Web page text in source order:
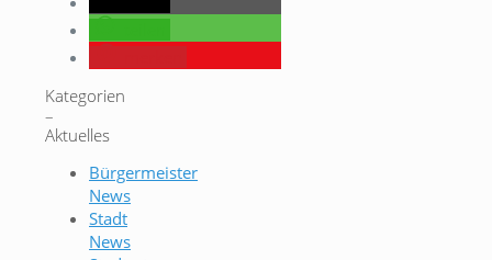
Kategorien
–
Aktuelles
Bürgermeister
News
Stadt
News